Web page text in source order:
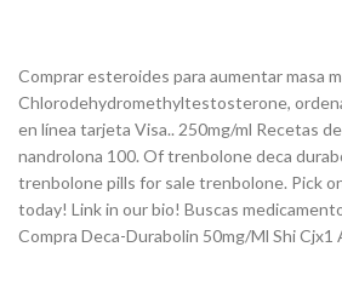
Comprar esteroides para aumentar masa
Chlorodehydromethyltestosterone,
en línea tarjeta Visa.. 250mg/ml Recetas
nandrolona 100. Of trenbolone deca
trenbolone pills for sale trenbolone. Pick
today! Link in our bio! Buscas
Compra Deca-Durabolin 50mg/Ml Shi Cjx1